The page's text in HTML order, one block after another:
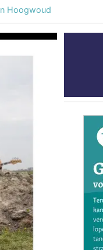
Hoogwoud